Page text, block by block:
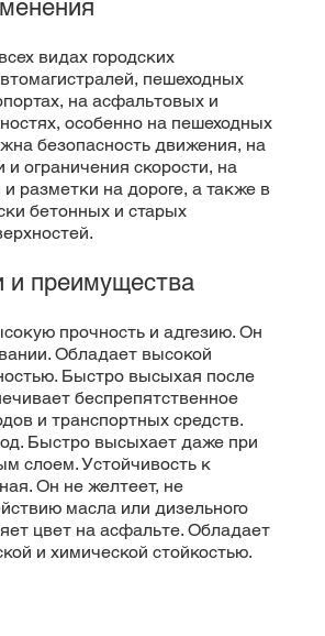
видах городских
пешеходных
на асфальтовых и
особенно на пешеходных
безопасность движения, на
и ограничения скорости, на
разметки на дороге, а также в
бетонных и старых
и преимущества
прочность и адгезию. Он
Обладает высокой
Быстро высыхая после
беспрепятственное
и транспортных средств.
Быстро высыхает даже при
слоем. Устойчивость к
Он не желтеет, не
масла или дизельного
цвет на асфальте. Обладает
и химической стойкостью.